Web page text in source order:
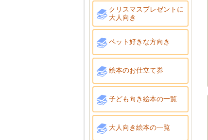
クリスマスプレゼントに
大人向き
ペット好きな方向き
絵本のお仕立て券
子ども向き絵本の一覧
大人向き絵本の一覧